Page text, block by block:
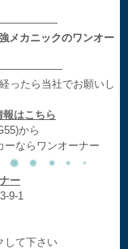
メカニックのワンオー
ったら当社でお願いし
はこちら
から
ーならワンオーナー
ー
9-1
して下さい